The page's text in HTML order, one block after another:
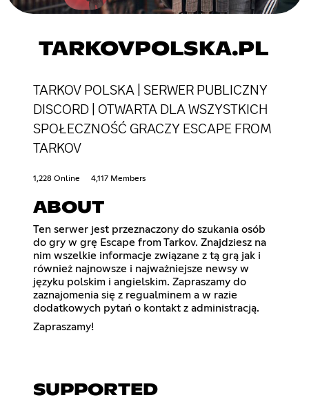
TARKOVPOLSKA.PL
TARKOV POLSKA | SERWER PUBLICZNY
DISCORD | OTWARTA DLA WSZYSTKICH
SPOŁECZNOŚĆ GRACZY ESCAPE FROM
TARKOV
1,228 Online 4,117 Members
ABOUT
Ten serwer jest przeznaczony do szukania osób
do gry w grę Escape from Tarkov. Znajdziesz na
nim wszelkie informacje związane z tą grą jak i
również najnowsze i najważniejsze newsy w
języku polskim i angielskim. Zapraszamy do
zaznajomenia się z regualminem a w razie
dodatkowych pytań o kontakt z administracją.
Zapraszamy!
SUPPORTED